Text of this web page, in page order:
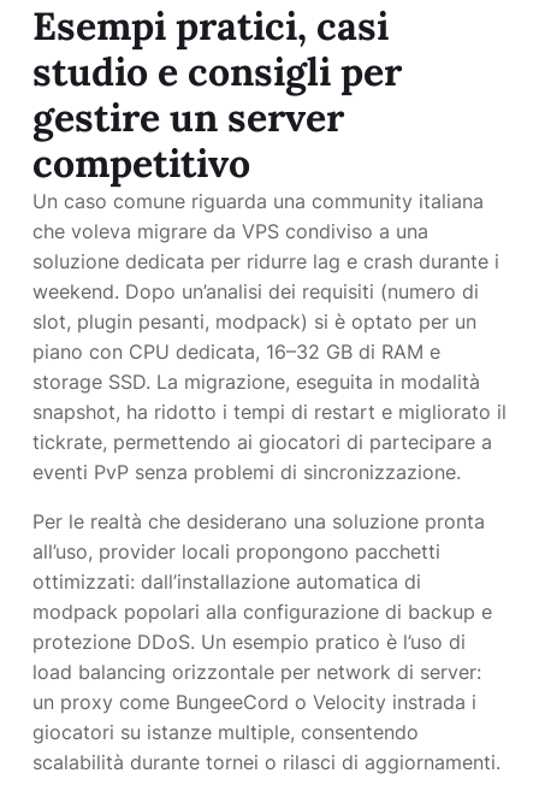
Esempi pratici, casi
studio e consigli per
gestire un server
competitivo
Un caso comune riguarda una community italiana
che voleva migrare da VPS condiviso a una
soluzione dedicata per ridurre lag e crash durante i
weekend. Dopo un’analisi dei requisiti (numero di
slot, plugin pesanti, modpack) si è optato per un
piano con CPU dedicata, 16–32 GB di RAM e
storage SSD. La migrazione, eseguita in modalità
snapshot, ha ridotto i tempi di restart e migliorato il
tickrate, permettendo ai giocatori di partecipare a
eventi PvP senza problemi di sincronizzazione.
Per le realtà che desiderano una soluzione pronta
all’uso, provider locali propongono pacchetti
ottimizzati: dall’installazione automatica di
modpack popolari alla configurazione di backup e
protezione DDoS. Un esempio pratico è l’uso di
load balancing orizzontale per network di server:
un proxy come BungeeCord o Velocity instrada i
giocatori su istanze multiple, consentendo
scalabilità durante tornei o rilasci di aggiornamenti.